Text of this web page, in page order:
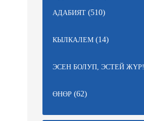
АДАБИЯТ (510)
КЫЛКАЛЕМ (14)
ЭСЕН БОЛУП, ЭСТЕЙ ЖҮР!
ӨНӨР (62)